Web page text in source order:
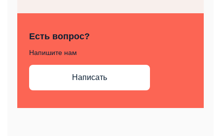
Есть вопрос?
Напишите нам
Написать